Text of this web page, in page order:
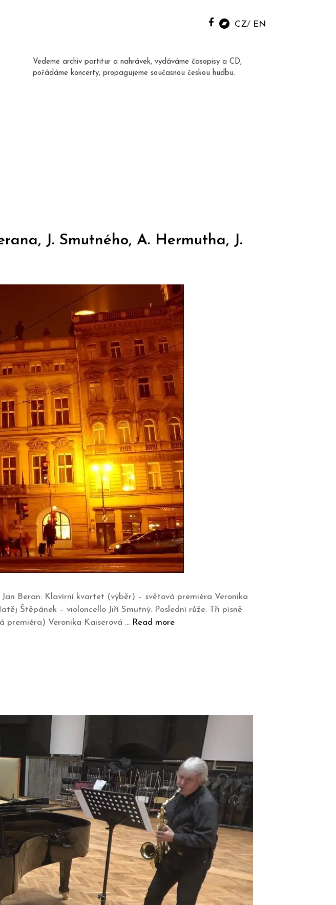
CZ EN
Vedeme archiv partitur a nahrávek, vydáváme časopisy a CD,
pořádáme koncerty, propagujeme současnou českou hudbu.
J. Smutného, A. Hermutha, J.
Beran: Klavírní kvartet (výběr) – světová premiéra Veronika
Štěpánek – violoncello Jiří Smutný: Poslední růže. Tři písně
premiéra) Veronika Kaiserová … Read more